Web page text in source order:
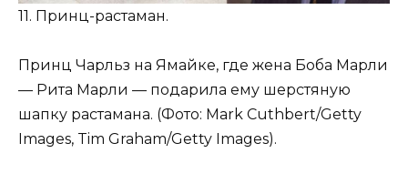
11. Принц-растаман.
Принц Чарльз на Ямайке, где жена Боба Марли
— Рита Марли — подарила ему шерстяную
шапку растамана. (Фото: Mark Cuthbert/Getty
Images, Tim Graham/Getty Images).